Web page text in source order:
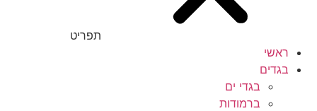
תפריט
ראשי
בגדים
בגדי ים
ברמודות